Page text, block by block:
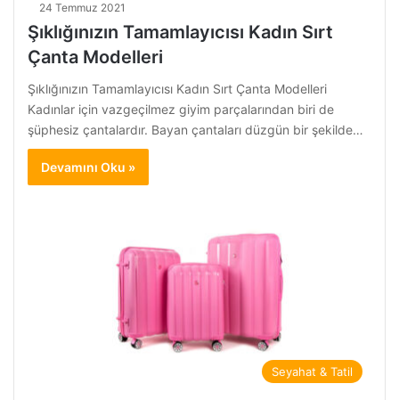
24 Temmuz 2021
Şıklığınızın Tamamlayıcısı Kadın Sırt
Çanta Modelleri
Şıklığınızın Tamamlayıcısı Kadın Sırt Çanta Modelleri
Kadınlar için vazgeçilmez giyim parçalarından biri de
şüphesiz çantalardır. Bayan çantaları düzgün bir şekilde…
Devamını Oku »
Seyahat & Tatil